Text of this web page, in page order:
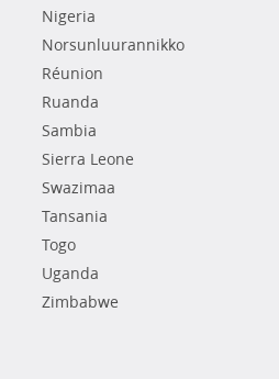
Nigeria
Norsunluurannikko
Réunion
Ruanda
Sambia
Sierra Leone
Swazimaa
Tansania
Togo
Uganda
Zimbabwe